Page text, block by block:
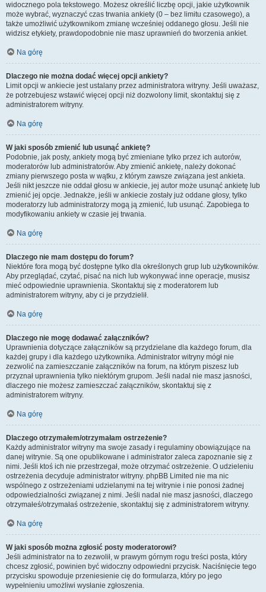
widocznego pola tekstowego. Możesz określić liczbę opcji, jakie użytkownik
może wybrać, wyznaczyć czas trwania ankiety (0 – bez limitu czasowego), a
także umożliwić użytkownikom zmianę wcześniej oddanego głosu. Jeśli nie
widzisz etykiety, prawdopodobnie nie masz uprawnień do tworzenia ankiet.
Na górę
Dlaczego nie można dodać więcej opcji ankiety?
Limit opcji w ankiecie jest ustalany przez administratora witryny. Jeśli uważasz,
że potrzebujesz wstawić więcej opcji niż dozwolony limit, skontaktuj się z
administratorem witryny.
Na górę
W jaki sposób zmienić lub usunąć ankietę?
Podobnie, jak posty, ankiety mogą być zmieniane tylko przez ich autorów,
moderatorów lub administratorów. Aby zmienić ankietę, należy dokonać
zmiany pierwszego posta w wątku, z którym zawsze związana jest ankieta.
Jeśli nikt jeszcze nie oddał głosu w ankiecie, jej autor może usunąć ankietę lub
zmienić jej opcje. Jednakże, jeśli w ankiecie zostały już oddane głosy, tylko
moderatorzy lub administratorzy mogą ją zmienić, lub usunąć. Zapobiega to
modyfikowaniu ankiety w czasie jej trwania.
Na górę
Dlaczego nie mam dostępu do forum?
Niektóre fora mogą być dostępne tylko dla określonych grup lub użytkowników.
Aby przeglądać, czytać, pisać na nich lub wykonywać inne operacje, musisz
mieć odpowiednie uprawnienia. Skontaktuj się z moderatorem lub
administratorem witryny, aby ci je przydzielił.
Na górę
Dlaczego nie mogę dodawać załączników?
Uprawnienia dotyczące załączników są przydzielane dla każdego forum, dla
każdej grupy i dla każdego użytkownika. Administrator witryny mógł nie
zezwolić na zamieszczanie załączników na forum, na którym piszesz lub
przyznał uprawnienia tylko niektórym grupom. Jeśli nadal nie masz jasności,
dlaczego nie możesz zamieszczać załączników, skontaktuj się z
administratorem witryny.
Na górę
Dlaczego otrzymałem/otrzymałam ostrzeżenie?
Każdy administrator witryny ma swoje zasady i regulaminy obowiązujące na
danej witrynie. Są one opublikowane i administrator zaleca zapoznanie się z
nimi. Jeśli ktoś ich nie przestrzegał, może otrzymać ostrzeżenie. O udzieleniu
ostrzeżenia decyduje administrator witryny. phpBB Limited nie ma nic
wspólnego z ostrzeżeniami udzielanymi na tej witrynie i nie ponosi żadnej
odpowiedzialności związanej z nimi. Jeśli nadal nie masz jasności, dlaczego
otrzymałeś/otrzymałaś ostrzeżenie, skontaktuj się z administratorem witryny.
Na górę
W jaki sposób można zgłosić posty moderatorowi?
Jeśli administrator na to zezwolił, w prawym górnym rogu treści posta, który
chcesz zgłosić, powinien być widoczny odpowiedni przycisk. Naciśnięcie tego
przycisku spowoduje przeniesienie cię do formularza, który po jego
wypełnieniu umożliwi wysłanie zgłoszenia.